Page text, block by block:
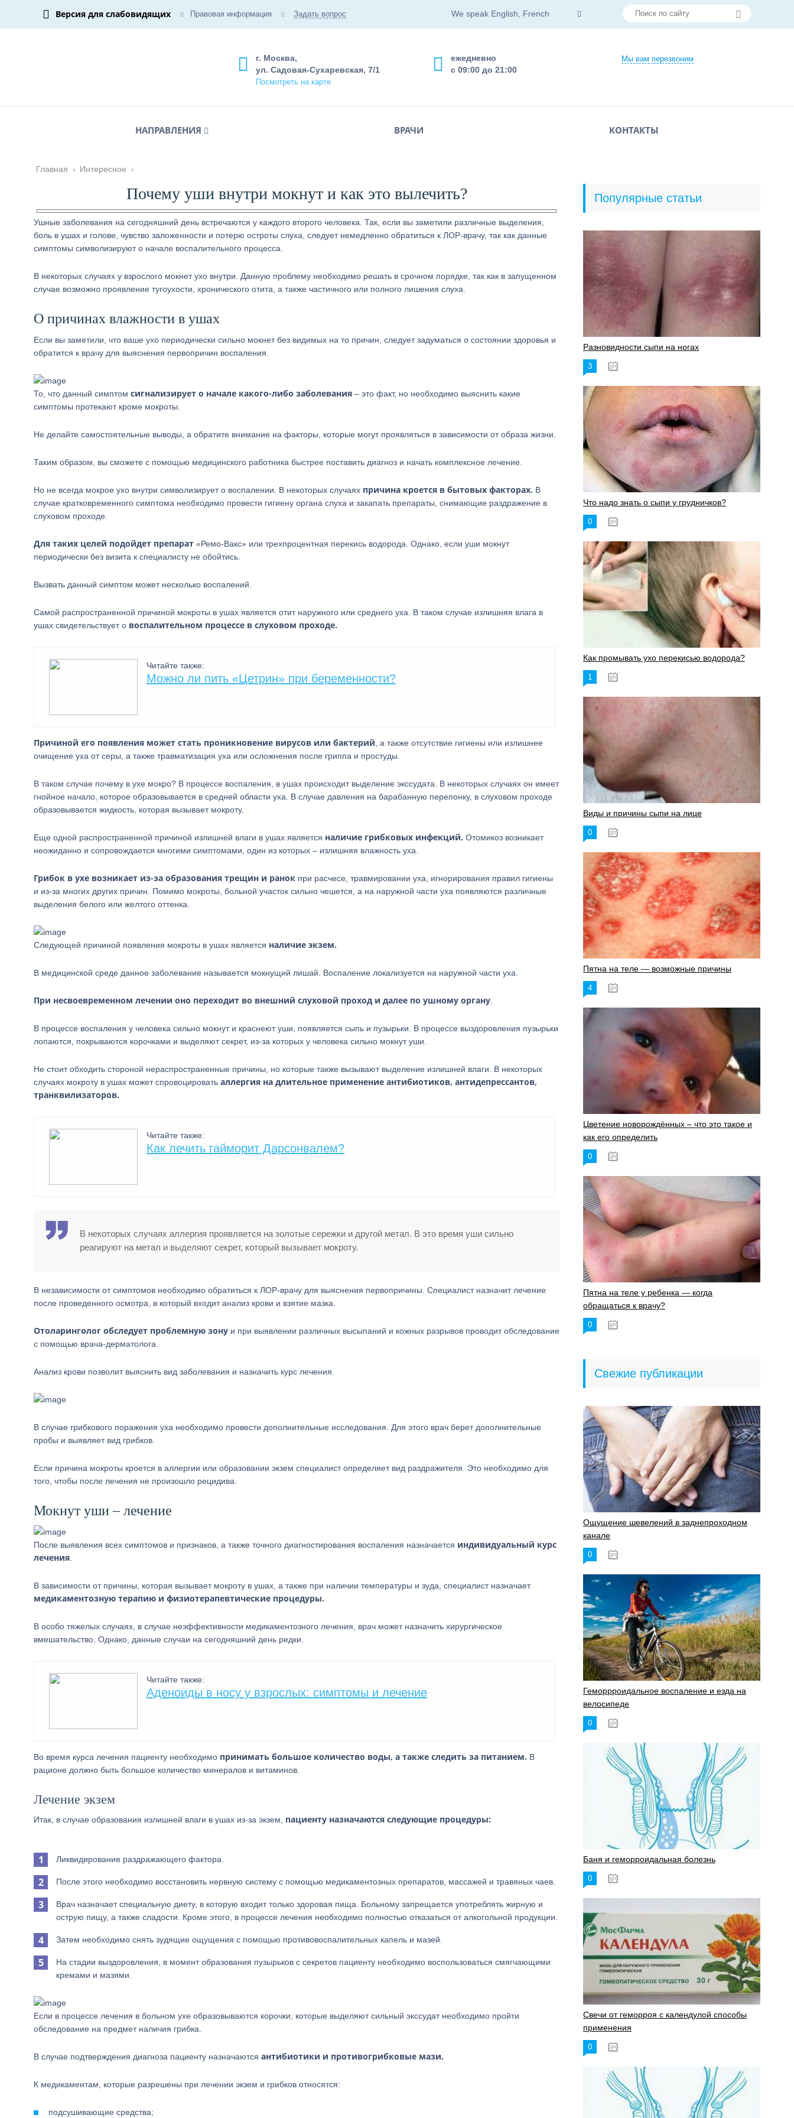
Версия для слабовидящих Правовая информация Задать вопрос We speak English, French
Мы вам перезвоним
ежедневно
с 09:00 до 21:00
г. Москва,
ул. Садовая-Сухаревская, 7/1
Посмотреть на карте
НАПРАВЛЕНИЯ ВРАЧИ КОНТАКТЫ
Главная › Интересное ›
Почему уши внутри мокнут и как это вылечить?
Ушные заболевания на сегодняшний день встречаются у каждого второго человека. Так, если вы заметили различные выделения,
боль в ушах и голове, чувство заложенности и потерю остроты слуха, следует немедленно обратиться к ЛОР-врачу, так как данные
симптомы символизируют о начале воспалительного процесса.
В некоторых случаях у взрослого мокнет ухо внутри. Данную проблему необходимо решать в срочном порядке, так как в запущенном
случае возможно проявление тугоухости, хронического отита, а также частичного или полного лишения слуха.
О причинах влажности в ушах
Если вы заметили, что ваше ухо периодически сильно мокнет без видимых на то причин, следует задуматься о состоянии здоровья и
обратится к врачу для выяснения первопричин воспаления.
То, что данный симптом сигнализирует о начале какого-либо заболевания – это факт, но необходимо выяснить какие
симптомы протекают кроме мокроты.
Не делайте самостоятельные выводы, а обратите внимание на факторы, которые могут проявляться в зависимости от образа жизни.
Таким образом, вы сможете с помощью медицинского работника быстрее поставить диагноз и начать комплексное лечение.
Но не всегда мокрое ухо внутри символизирует о воспалении. В некоторых случаях причина кроется в бытовых факторах. В
случае кратковременного симптома необходимо провести гигиену органа слуха и закапать препараты, снимающие раздражение в
слуховом проходе.
Для таких целей подойдет препарат «Ремо-Вакс» или трехпроцентная перекись водорода. Однако, если уши мокнут
периодически без визита к специалисту не обойтись.
Вызвать данный симптом может несколько воспалений.
Самой распространенной причиной мокроты в ушах является отит наружного или среднего уха. В таком случае излишняя влага в
ушах свидетельствует о воспалительном процессе в слуховом проходе.
Читайте также:
Можно ли пить «Цетрин» при беременности?
Причиной его появления может стать проникновение вирусов или бактерий , а также отсутствие гигиены или излишнее
очищение уха от серы, а также травматизация уха или осложнения после гриппа и простуды.
В таком случае почему в ухе мокро? В процессе воспаления, в ушах происходит выделение экссудата. В некоторых случаях он имеет
гнойное начало, которое образовывается в средней области уха. В случае давления на барабанную перепонку, в слуховом проходе
образовывается жидкость, которая вызывает мокроту.
Еще одной распространенной причиной излишней влаги в ушах является наличие грибковых инфекций. Отомикоз возникает
неожиданно и сопровождается многими симптомами, один из которых – излишняя влажность уха.
Грибок в ухе возникает из-за образования трещин и ранок при расчесе, травмировании уха, игнорирования правил гигиены
и из-за многих других причин. Помимо мокроты, больной участок сильно чешется, а на наружной части уха появляются различные
выделения белого или желтого оттенка.
Следующей причиной появления мокроты в ушах является наличие экзем.
В медицинской среде данное заболевание называется мокнущий лишай. Воспаление локализуется на наружной части уха.
При несвоевременном лечении оно переходит во внешний слуховой проход и далее по ушному органу
В процессе воспаления у человека сильно мокнут и краснеют уши, появляется сыпь и пузырьки. В процессе выздоровления пузырьки
лопаются, покрываются корочками и выделяют секрет, из-за которых у человека сильно мокнут уши.
Не стоит обходить стороной нераспространенные причины, но которые также вызывают выделение излишней влаги. В некоторых
случаях мокроту в ушах может спровоцировать аллергия на длительное применение антибиотиков, антидепрессантов,
транквилизаторов.
Читайте также:
Как лечить гайморит Дарсонвалем?
В некоторых случаях аллергия проявляется на золотые сережки и другой метал. В это время уши сильно
реагируют на метал и выделяют секрет, который вызывает мокроту.
В независимости от симптомов необходимо обратиться к ЛОР-врачу для выяснения первопричины. Специалист назначит лечение
после проведенного осмотра, в который входит анализ крови и взятие мазка.
Отоларинголог обследует проблемную зону и при выявлении различных высыпаний и кожных разрывов проводит обследование
с помощью врача-дерматолога.
Анализ крови позволит выяснить вид заболевания и назначить курс лечения.
В случае грибкового поражения уха необходимо провести дополнительные исследования. Для этого врач берет дополнительные
пробы и выявляет вид грибков.
Если причина мокроты кроется в аллергии или образовании экзем специалист определяет вид раздражителя. Это необходимо для
того, чтобы после лечения не произошло рецидива.
Мокнут уши – лечение
После выявления всех симптомов и признаков, а также точного диагностирования воспаления назначается индивидуальный курс
лечения
В зависимости от причины, которая вызывает мокроту в ушах, а также при наличии температуры и зуда, специалист назначает
медикаментозную терапию и физиотерапевтические процедуры.
В особо тяжелых случаях, в случае неэффективности медикаментозного лечения, врач может назначить хирургическое
вмешательство. Однако, данные случаи на сегодняшний день редки.
Читайте также:
Аденоиды в носу у взрослых: симптомы и лечение
Во время курса лечения пациенту необходимо принимать большое количество воды, а также следить за питанием. В
рационе должно быть большое количество минералов и витаминов.
Лечение экзем
Итак, в случае образования излишней влаги в ушах из-за экзем, пациенту назначаются следующие процедуры:
Ликвидирование раздражающего фактора.
После этого необходимо восстановить нервную систему с помощью медикаментозных препаратов, массажей и травяных чаев.
Врач назначает специальную диету, в которую входит только здоровая пища. Больному запрещается употреблять жирную и
острую пищу, а также сладости. Кроме этого, в процессе лечения необходимо полностью отказаться от алкогольной продукции.
Затем необходимо снять зудящие ощущения с помощью противовоспалительных капель и мазей.
На стадии выздоровления, в момент образования пузырьков с секретов пациенту необходимо воспользоваться смягчающими
кремами и мазями.
Если в процессе лечения в больном ухе образовываются корочки, которые выделяют сильный экссудат необходимо пройти
обследование на предмет наличия грибка.
В случае подтверждения диагноза пациенту назначаются антибиотики и противогрибковые мази.
К медикаментам, которые разрешены при лечении экзем и грибков относятся:
подсушивающие средства;
Популярные статьи
Разновидности сыпи на ногах
3
Что надо знать о сыпи у грудничков?
0
Как промывать ухо перекисью водорода?
1
Виды и причины сыпи на лице
0
Пятна на теле — возможные причины
4
Цветение новорождённых – что это такое и
как его определить
0
Пятна на теле у ребенка — когда
обращаться к врачу?
0
Свежие публикации
Ощущение шевелений в заднепроходном
канале
0
Геморрроидальное воспаление и езда на
велосипеде
0
Баня и геморроидальная болезнь
0
Свечи от геморроя с календулой способы
применения
0